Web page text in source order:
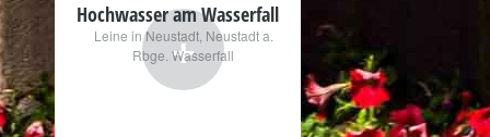
+
Hochwasser am Wasserfall
Leine in Neustadt, Neustadt a.
Rbge. Wasserfall